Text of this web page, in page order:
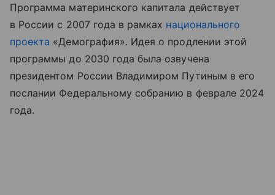
Программа материнского капитала действует
в России с 2007 года в рамках национального
проекта «Демография». Идея о продлении этой
программы до 2030 года была озвучена
президентом России Владимиром Путиным в его
послании Федеральному собранию в феврале 2024
года.